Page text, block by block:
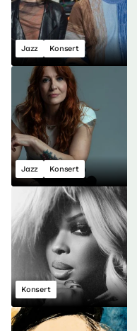
Jazz Konsert
Jazz Konsert
Konsert